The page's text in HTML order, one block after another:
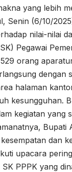
yang lebih
Senin (6/10/
nilai-nilai
Pegawai
orang
dengan
halaman
kesungguhan.
kegiatan yang
dan
upacara
PPPK yang